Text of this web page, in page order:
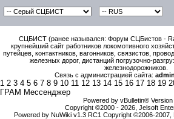
СЦБИСТ (ранее назывался: Форум СЦБистов -
крупнейший сайт работников локомотивного
путейцев, контактников, вагонников, связистов,
железных дорог, дистанций погрузочно-
железнодорожников.
Связь с администрацией сайта:
1 2 3 4 5 6 7 8 9 10 11 12 13 14 15 16 17 18 19
ГРАМ Мессенджер
Powered by vBulletin® Version
Copyright ©2000 - 2026, Jelsoft
Powered by NuWiki v1.3 RC1 Copyright ©2006-